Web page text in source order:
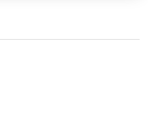
линой до 10,6 м